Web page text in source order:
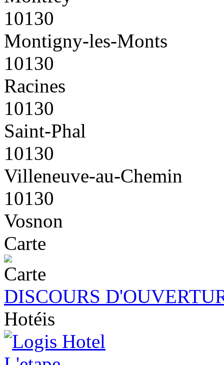
10130
Montigny-les-Monts
10130
Racines
10130
Saint-Phal
10130
Villeneuve-au-Chemin
10130
Vosnon
Carte
DISCOURS
Hotéis